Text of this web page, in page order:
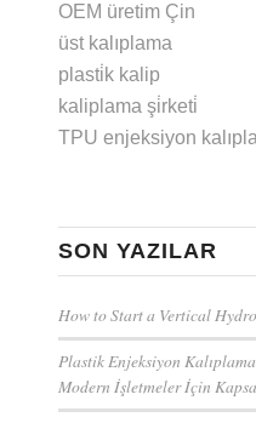
OEM üretim Çin
üst kalıplama
plasti̇k kalip
kaliplama şi̇rketi̇
TPU enjeksiyon
SON YAZILAR
How to Start a Vertical
Plastik Enjeksiyon
Modern İşletmeler İçin